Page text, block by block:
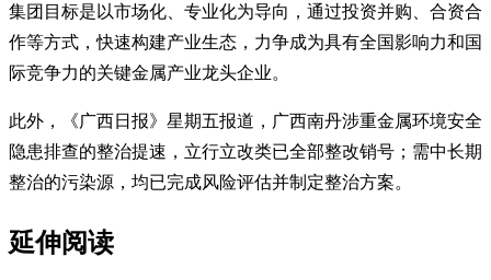
集团目标是以市场化、专业化为导向，通过投资并购、合资合
作等方式，快速构建产业生态，力争成为具有全国影响力和国
际竞争力的关键金属产业龙头企业。
此外，《广西日报》星期五报道，广西南丹涉重金属环境安全
隐患排查的整治提速，立行立改类已全部整改销号；需中长期
整治的污染源，均已完成风险评估并制定整治方案。
延伸阅读